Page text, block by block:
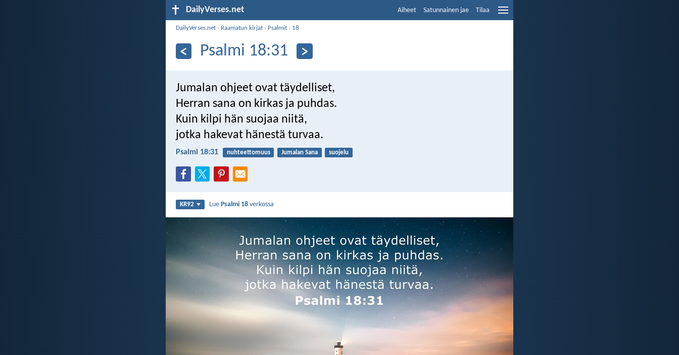
DailyVerses.net Aiheet Satunnainen jae Tilaa
DailyVerses.net › Raamatun kirjat › Psalmit › 18
Psalmi 18:31
Jumalan ohjeet ovat täydelliset,
Herran sana on kirkas ja puhdas.
Kuin kilpi hän suojaa niitä,
jotka hakevat hänestä turvaa.
Psalmi 18:31 nuhteettomuus Jumalan Sana suojelu
KR92 LuePsalmi 18 verkossa